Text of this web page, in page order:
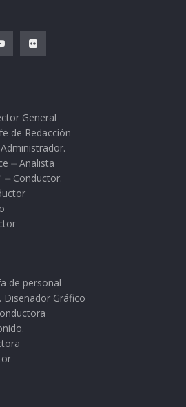
General
de Redacción
⏤ Analista
⏤ Conductor.
de personal
Diseñador Gráfico